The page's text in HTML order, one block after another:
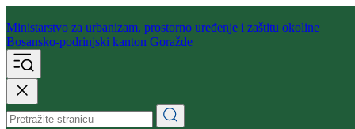
Ministarstvo za urbanizam,
Bosansko-podrinjski kanton Goražde